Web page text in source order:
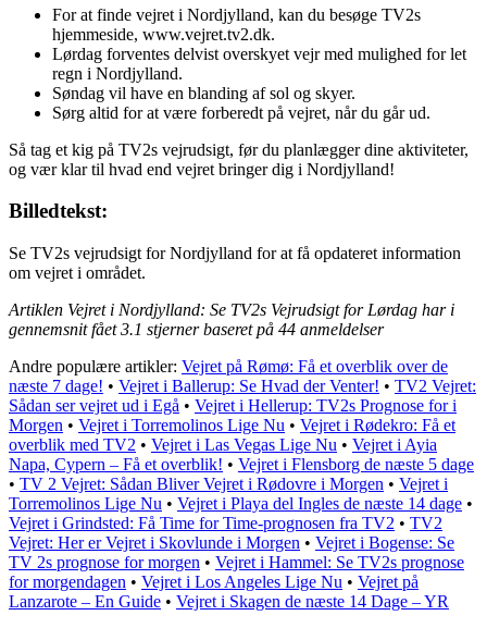
For at finde vejret i Nordjylland, kan du besøge TV2s
hjemmeside, www.vejret.tv2.dk.
Lørdag forventes delvist overskyet vejr med mulighed for let
regn i Nordjylland.
Søndag vil have en blanding af sol og skyer.
Sørg altid for at være forberedt på vejret, når du går ud.
Så tag et kig på TV2s vejrudsigt, før du planlægger dine aktiviteter,
og vær klar til hvad end vejret bringer dig i Nordjylland!
Billedtekst:
Se TV2s vejrudsigt for Nordjylland for at få opdateret information
om vejret i området.
Artiklen Vejret i Nordjylland: Se TV2s Vejrudsigt for Lørdag har i
gennemsnit fået3.1 stjerner baseret på 44 anmeldelser
Andre populære artikler: Vejret på Rømø: Få et overblik over de
næste 7 dage! • Vejret i Ballerup: Se Hvad der Venter! • TV2 Vejret:
Sådan ser vejret ud i Egå • Vejret i Hellerup: TV2s Prognose for i
Morgen • Vejret i Torremolinos Lige Nu • Vejret i Rødekro: Få et
overblik med TV2 • Vejret i Las Vegas Lige Nu • Vejret i Ayia
Napa, Cypern – Få et overblik! • Vejret i Flensborg de næste 5 dage
• TV 2 Vejret: Sådan Bliver Vejret i Rødovre i Morgen • Vejret i
Torremolinos Lige Nu • Vejret i Playa del Ingles de næste 14 dage •
Vejret i Grindsted: Få Time for Time-prognosen fra TV2 • TV2
Vejret: Her er Vejret i Skovlunde i Morgen • Vejret i Bogense: Se
TV 2s prognose for morgen • Vejret i Hammel: Se TV2s prognose
for morgendagen • Vejret i Los Angeles Lige Nu • Vejret på
Lanzarote – En Guide • Vejret i Skagen de næste 14 Dage – YR